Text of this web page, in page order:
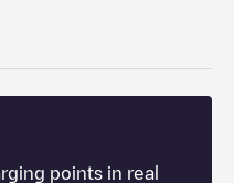
points in real